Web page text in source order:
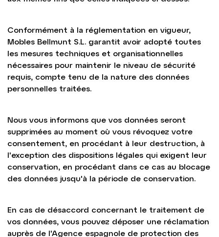
Conformément à la réglementation en vigueur,
Mobles Bellmunt S.L. garantit avoir adopté toutes
les mesures techniques et organisationnelles
nécessaires pour maintenir le niveau de sécurité
requis, compte tenu de la nature des données
personnelles traitées.
Nous vous informons que vos données seront
supprimées au moment où vous révoquez votre
consentement, en procédant à leur destruction, à
l'exception des dispositions légales qui exigent leur
conservation, en procédant dans ce cas au blocage
des données jusqu'à la période de conservation.
En cas de désaccord concernant le traitement de
vos données, vous pouvez déposer une réclamation
auprès de l'Agence espagnole de protection des